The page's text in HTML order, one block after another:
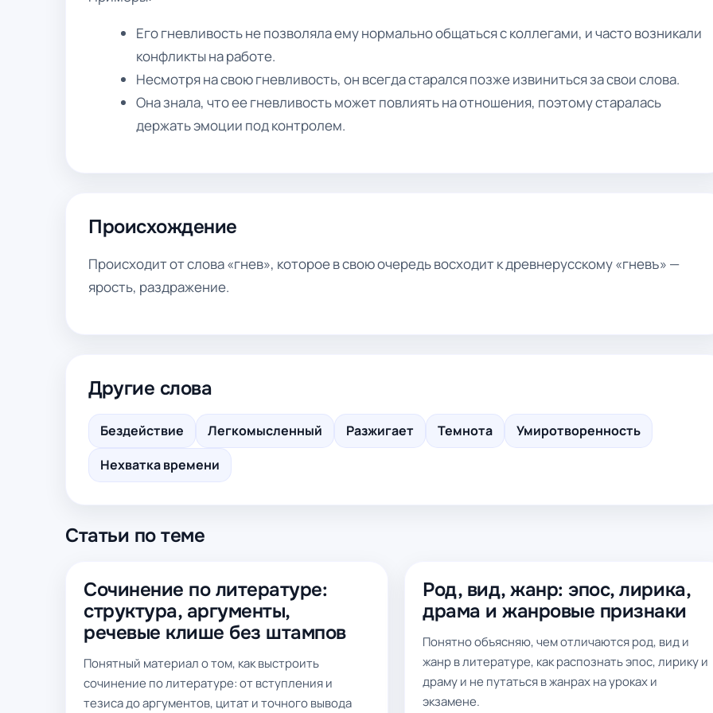
Его гневливость не позволяла ему нормально общаться с коллегами, и часто возникали
конфликты на работе.
Несмотря на свою гневливость, он всегда старался позже извиниться за свои слова.
Она знала, что ее гневливость может повлиять на отношения, поэтому старалась
держать эмоции под контролем.
Происхождение
Происходит от слова «гнев», которое в свою очередь восходит к древнерусскому «гневъ» —
ярость, раздражение.
Другие слова
Бездействие Легкомысленный Разжигает Темнота
Умиротворенность
Нехватка времени
Статьи по теме
Сочинение по литературе:
структура, аргументы,
речевые клише без штампов
Понятный материал о том, как выстроить
сочинение по литературе: от вступления и
тезиса до аргументов, цитат и точного вывода
Род, вид, жанр: эпос, лирика,
драма и жанровые признаки
Понятно объясняю, чем отличаются род, вид и
жанр в литературе, как распознать эпос, лирику и
драму и не путаться в жанрах на уроках и
экзамене.